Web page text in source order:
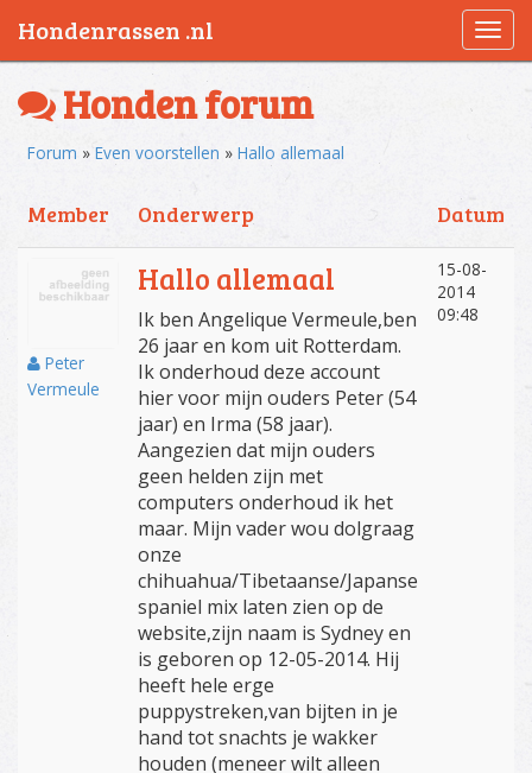
Honden forum
Forum » Even voorstellen » Hallo allemaal
Member Onderwerp Datum
Peter
Vermeule
Hallo allemaal
Ik ben Angelique Vermeule,ben
26 jaar en kom uit Rotterdam.
Ik onderhoud deze account
hier voor mijn ouders Peter (54
jaar) en Irma (58 jaar).
Aangezien dat mijn ouders
geen helden zijn met
computers onderhoud ik het
maar. Mijn vader wou dolgraag
onze
chihuahua/Tibetaanse/Japanse
spaniel mix laten zien op de
website,zijn naam is Sydney en
is geboren op 12-05-2014. Hij
heeft hele erge
puppystreken,van bijten in je
hand tot snachts je wakker
houden (meneer wilt alleen
15-08-
2014
09:48
Hondenrassen .nl